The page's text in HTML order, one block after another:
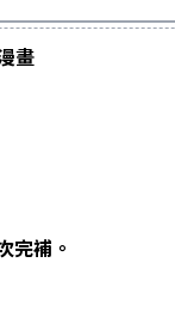
畫
完補。